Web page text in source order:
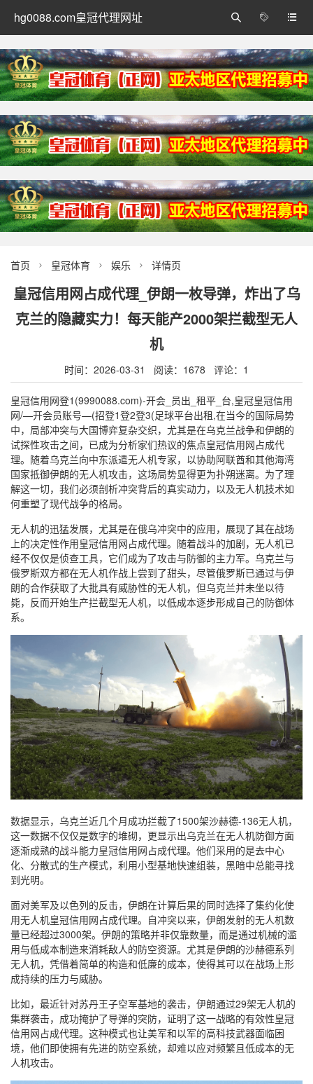
hg0088.com皇冠代理网址 


首页  皇冠体育  娱乐  详情页
皇冠信用网占成代理_伊朗一枚导弹，炸出了乌
克兰的隐藏实力！每天能产2000架拦截型无人
机
时间：2026-03-31 阅读：1678 评论：1
皇冠信用网登1(9990088.com)-开会_员出_租平_台,皇冠皇冠信用
网/—开会员账号—(招登1登2登3(足球平台出租,在当今的国际局势
中，局部冲突与大国博弈复杂交织，尤其是在乌克兰战争和伊朗的
试探性攻击之间，已成为分析家们热议的焦点皇冠信用网占成代
理。随着乌克兰向中东派遣无人机专家，以协助阿联酋和其他海湾
国家抵御伊朗的无人机攻击，这场局势显得更为扑朔迷离。为了理
解这一切，我们必须剖析冲突背后的真实动力，以及无人机技术如
何重塑了现代战争的格局。
无人机的迅猛发展，尤其是在俄乌冲突中的应用，展现了其在战场
上的决定性作用皇冠信用网占成代理。随着战斗的加剧，无人机已
经不仅仅是侦查工具，它们成为了攻击与防御的主力军。乌克兰与
俄罗斯双方都在无人机作战上尝到了甜头，尽管俄罗斯已通过与伊
朗的合作获取了大批具有威胁性的无人机，但乌克兰并未坐以待
毙，反而开始生产拦截型无人机，以低成本逐步形成自己的防御体
系。
数据显示，乌克兰近几个月成功拦截了1500架沙赫德-136无人机，
这一数据不仅仅是数字的堆砌，更显示出乌克兰在无人机防御方面
逐渐成熟的战斗能力皇冠信用网占成代理。他们采用的是去中心
化、分散式的生产模式，利用小型基地快速组装，黑暗中总能寻找
到光明。
面对美军及以色列的反击，伊朗在计算后果的同时选择了集约化使
用无人机皇冠信用网占成代理。自冲突以来，伊朗发射的无人机数
量已经超过3000架。伊朗的策略并非仅靠数量，而是通过机械的滥
用与低成本制造来消耗敌人的防空资源。尤其是伊朗的沙赫德系列
无人机，凭借着简单的构造和低廉的成本，使得其可以在战场上形
成持续的压力与威胁。
比如，最近针对苏丹王子空军基地的袭击，伊朗通过29架无人机的
集群袭击，成功掩护了导弹的突防，证明了这一战略的有效性皇冠
信用网占成代理。这种模式也让美军和以军的高科技武器面临困
境，他们即使拥有先进的防空系统，却难以应对频繁且低成本的无
人机攻击。